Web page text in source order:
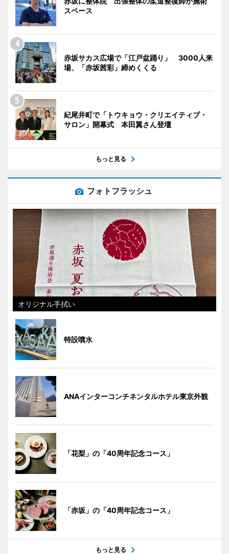
スペース
赤坂サカス広場で「江戸盆踊り」 3000人来
場、「赤坂茜彩」締めくくる
紀尾井町で「トウキョウ・クリエイティブ・
サロン」開幕式 本田翼さん登壇
もっと見る
フォトフラッシュ
オリジナル手拭い
特設噴水
ANAインターコンチネンタルホテル東京外観
「花梨」の「40周年記念コース」
「赤坂」の「40周年記念コース」
もっと見る